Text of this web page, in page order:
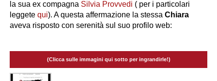
la sua ex compagna Silvia Provvedi ( per i particolari
leggete qui). A questa affermazione la stessa Chiara
aveva risposto con serenità sul suo profilo web:
(Clicca sulle immagini qui sotto per ingrandirle!)